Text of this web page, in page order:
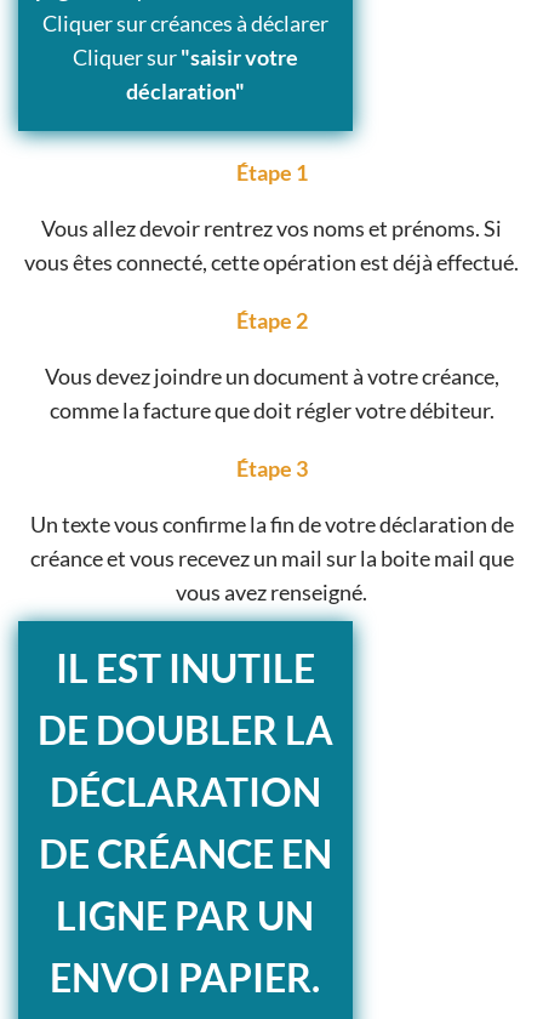
Cliquer sur créances à déclarer
Cliquer sur"saisir votre
déclaration"
Étape 1
Vous allez devoir rentrez vos noms et prénoms. Si
vous êtes connecté, cette opération est déjà effectué.
Étape 2
Vous devez joindre un document à votre créance,
comme la facture que doit régler votre débiteur.
Étape 3
Un texte vous confirme la fin de votre déclaration de
créance et vous recevez un mail sur la boite mail que
vous avez renseigné.
IL EST INUTILE
DE DOUBLER LA
DÉCLARATION
DE CRÉANCE EN
LIGNE PAR UN
ENVOI PAPIER.